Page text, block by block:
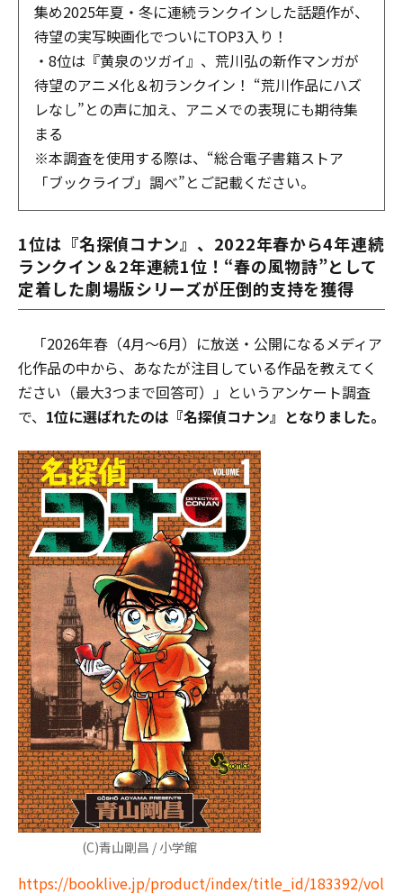
集め2025年夏・冬に連続ランクインした話題作が、
待望の実写映画化でついにTOP3入り！
・8位は『黄泉のツガイ』、荒川弘の新作マンガが
待望のアニメ化＆初ランクイン！ “荒川作品にハズ
レなし”との声に加え、アニメでの表現にも期待集
まる
※本調査を使用する際は、“総合電子書籍ストア
「ブックライブ」調べ”とご記載ください。
1位は『名探偵コナン』、2022年春から4年連続
ランクイン＆2年連続1位！“春の風物詩”として
定着した劇場版シリーズが圧倒的支持を獲得
「2026年春（4月～6月）に放送・公開になるメディア
化作品の中から、あなたが注目している作品を教えてく
ださい（最大3つまで回答可）」というアンケート調査
で、 1位に選ばれたのは『名探偵コナン』となりました。
(C)青山剛昌 / 小学館
https://booklive.jp/product/index/title_id/183392/vol